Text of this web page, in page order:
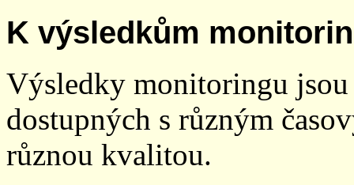
K výsledkům
Výsledky monitoringu
dostupných s různým
různou kvalitou.